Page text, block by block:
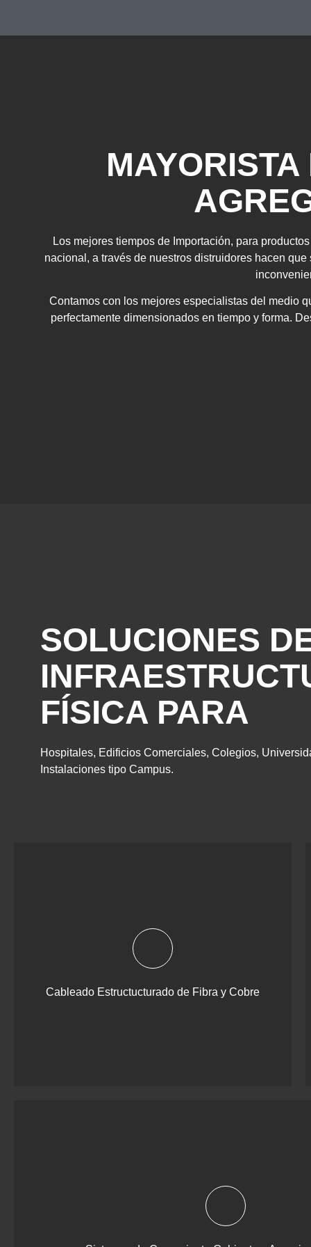
Los mejores tiempos de Importación, para
nacional, a través de nuestros distruidores hacen
Contamos con los mejores especialistas del medio
perfectamente dimensionados en tiempo y forma.
SOLUCIONES
FÍSICA PARA
Hospitales, Edificios Comerciales, Colegios,
Instalaciones tipo Campus.
Cableado Estructucturado de Fibra y Cobre